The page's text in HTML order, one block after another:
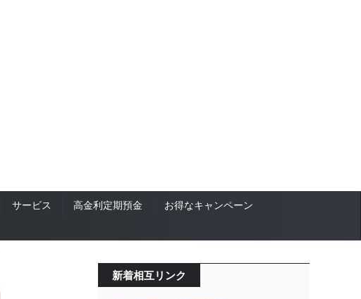
サービス 高金利定期預金
お得なキャンペーン
新着相互リンク